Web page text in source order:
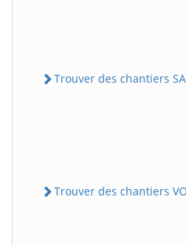
Trouver des chantiers
Trouver des chantiers